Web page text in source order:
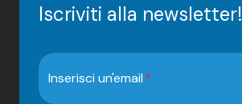
Iscriviti alla newsletter!
Inserisci un'email